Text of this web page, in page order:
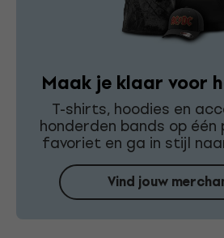
Maak je klaar voor
T-shirts, hoodies en
honderden bands op één
favoriet en ga in stijl
Vind jouw